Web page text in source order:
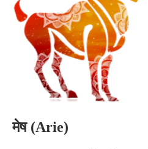
मेष (Arie)